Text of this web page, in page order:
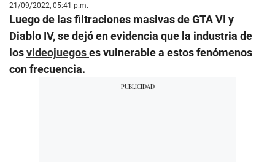
21/09/2022, 05:41 p.m.
Luego de las filtraciones masivas de GTA VI y
Diablo IV, se dejó en evidencia que la industria de
losvideojuegoses vulnerable a estos fenómenos
con frecuencia.